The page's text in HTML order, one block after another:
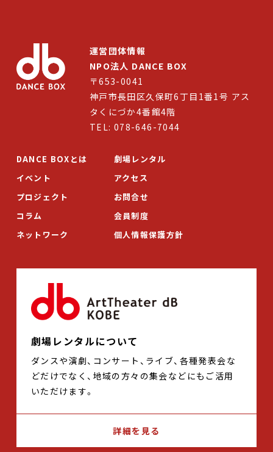
劇場レンタル
アクセス
お問合せ
運営団体情報
NPO法人 DANCE BOX
〒653-0041
神戸市長田区久保町6丁目1番1号 アス
タくにづか4番館4階
TEL: 078-646-7044
DANCE BOXとは
イベント
プロジェクト
コラム
ネットワーク
劇場レンタル
アクセス
お問合せ
会員制度
個人情報保護方針
劇場レンタルについて
ダンスや演劇、コンサート、ライブ、各種発表会な
どだけでなく、地域の方々の集会などにもご活用
いただけます。
詳細を見る